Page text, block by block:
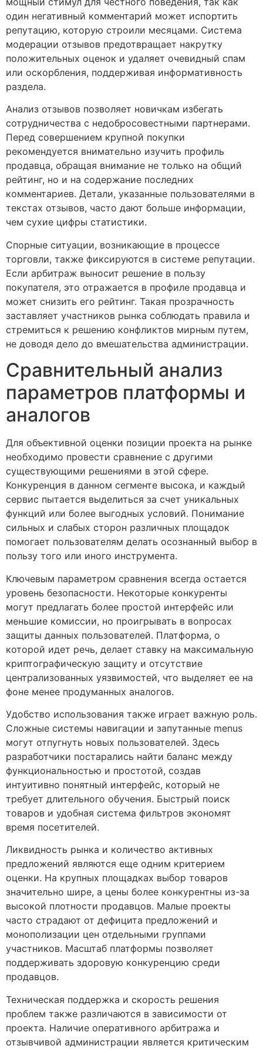
один негативный комментарий может испортить
репутацию, которую строили месяцами. Система
модерации отзывов предотвращает накрутку
положительных оценок и удаляет очевидный спам
или оскорбления, поддерживая информативность
раздела.
Анализ отзывов позволяет новичкам избегать
сотрудничества с недобросовестными партнерами.
Перед совершением крупной покупки
рекомендуется внимательно изучить профиль
продавца, обращая внимание не только на общий
рейтинг, но и на содержание последних
комментариев. Детали, указанные пользователями в
текстах отзывов, часто дают больше информации,
чем сухие цифры статистики.
Спорные ситуации, возникающие в процессе
торговли, также фиксируются в системе репутации.
Если арбитраж выносит решение в пользу
покупателя, это отражается в профиле продавца и
может снизить его рейтинг. Такая прозрачность
заставляет участников рынка соблюдать правила и
стремиться к решению конфликтов мирным путем,
не доводя дело до вмешательства администрации.
Сравнительный анализ
параметров платформы и
аналогов
Для объективной оценки позиции проекта на рынке
необходимо провести сравнение с другими
существующими решениями в этой сфере.
Конкуренция в данном сегменте высока, и каждый
сервис пытается выделиться за счет уникальных
функций или более выгодных условий. Понимание
сильных и слабых сторон различных площадок
помогает пользователям делать осознанный выбор в
пользу того или иного инструмента.
Ключевым параметром сравнения всегда остается
уровень безопасности. Некоторые конкуренты
могут предлагать более простой интерфейс или
меньшие комиссии, но проигрывать в вопросах
защиты данных пользователей. Платформа, о
которой идет речь, делает ставку на максимальную
криптографическую защиту и отсутствие
централизованных уязвимостей, что выделяет ее на
фоне менее продуманных аналогов.
Удобство использования также играет важную роль.
Сложные системы навигации и запутанные menus
могут отпугнуть новых пользователей. Здесь
разработчики постарались найти баланс между
функциональностью и простотой, создав
интуитивно понятный интерфейс, который не
требует длительного обучения. Быстрый поиск
товаров и удобная система фильтров экономят
время посетителей.
Ликвидность рынка и количество активных
предложений являются еще одним критерием
оценки. На крупных площадках выбор товаров
значительно шире, а цены более конкурентны из-за
высокой плотности продавцов. Малые проекты
часто страдают от дефицита предложений и
монополизации цен отдельными группами
участников. Масштаб платформы позволяет
поддерживать здоровую конкуренцию среди
продавцов.
Техническая поддержка и скорость решения
проблем также различаются в зависимости от
проекта. Наличие оперативного арбитража и
отзывчивой администрации является критическим